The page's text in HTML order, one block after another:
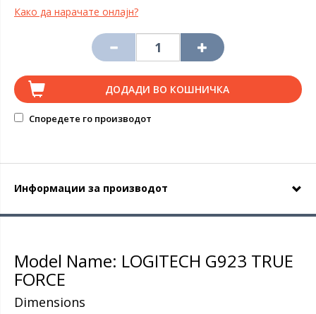
Како да нарачате онлајн?
ДОДАДИ ВО КОШНИЧКА
Споредете го производот
Информации за производот
Model Name: LOGITECH G923 TRUE
FORCE
Dimensions